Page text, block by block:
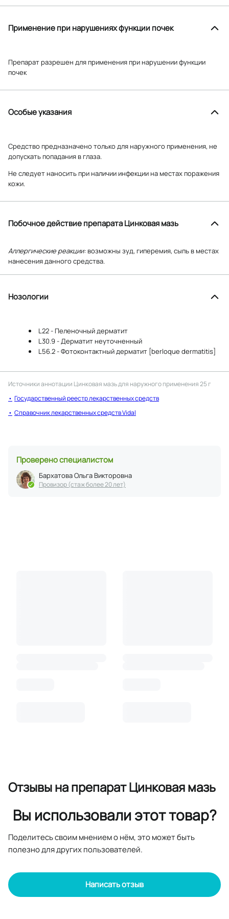
Применение при нарушениях функции почек
Препарат разрешен для применения при нарушении функции
почек
Особые указания
Средство предназначено только для наружного применения, не
допускать попадания в глаза.
Не следует наносить при наличии инфекции на местах поражения
кожи.
Побочное действие препарата Цинковая мазь
Аллергические реакции: возможны зуд, гиперемия, сыпь в местах
нанесения данного средства.
Нозологии
L22 - Пеленочный дерматит
L30.9 - Дерматит неуточненный
L56.2 - Фотоконтактный дерматит [berloque dermatitis]
Источники аннотации Цинковая мазь для наружного применения 25 г
Государственный реестр лекарственных средств
Справочник лекарственных средств Vidal
Проверено специалистом
Бархатова Ольга Викторовна
Провизор (стаж более 20 лет)
Отзывына препарат Цинковая мазь
Вы использовали этот товар?
Поделитесь своим мнением о нём, это может быть
полезно для других пользователей.
Написать отзыв